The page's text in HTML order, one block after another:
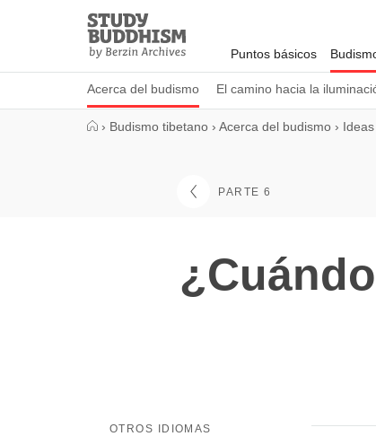
Study
Buddhism
Home
Puntos básicos
Acerca del budismo El camino hacia la
› Budismo tibetano › Acerca del budismo ›
PARTE 6
OTROS IDIOMAS